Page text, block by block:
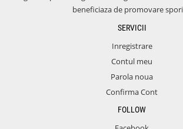
beneficiaza de promovare
SERVICII
Inregistrare
Contul meu
Parola noua
Confirma Cont
FOLLOW